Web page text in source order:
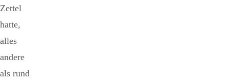
Zettel
hatte,
alles
andere
als rund